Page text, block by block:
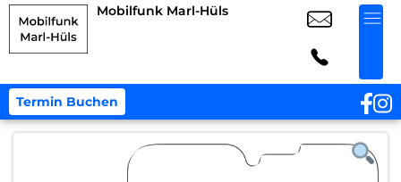
Mobilfunk Marl-Hüls
Termin Buchen